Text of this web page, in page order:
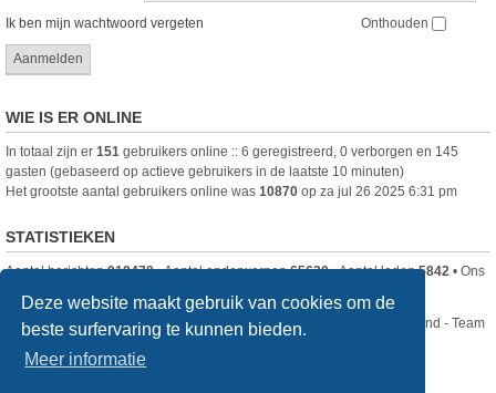
Deze website maakt gebruik van cookies om de
beste surfervaring te kunnen bieden.
Meer informatie
Ik ben mijn wachtwoord vergeten Onthouden
WIE IS ER ONLINE
In totaal zijn er 151 gebruikers online :: 6 geregistreerd, 0 verborgen en 145
gasten (gebaseerd op actieve gebruikers in de laatste 10 minuten)
Het grootste aantal gebruikers online was 10870 op za jul 26 2025 6:31 pm
STATISTIEKEN
Aantal berichten918470• Aantal onderwerpen65630• Aantal leden5842 • Ons
Nikon Club Nederland - Team
Forum